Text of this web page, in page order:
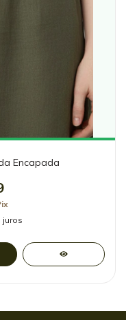
Encapada
juros